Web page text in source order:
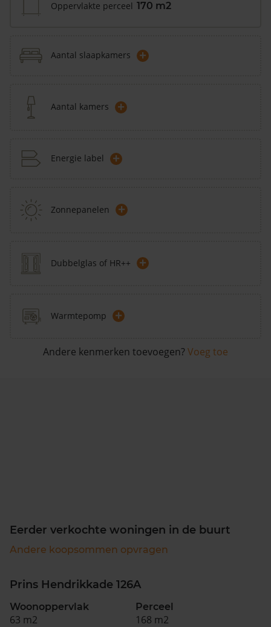
Oppervlakte perceel 170 m2
Aantal slaapkamers +
Aantal kamers +
Energie label +
Zonnepanelen +
Dubbelglas of HR++ +
Warmtepomp +
Andere kenmerken toevoegen? Voeg toe
Eerder verkochte woningen in de buurt
Andere koopsommen opvragen
Prins Hendrikkade 126A
Woonoppervlak
63 m2
Perceel
168 m2